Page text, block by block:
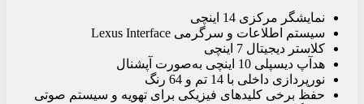
نمایشگر مرکزی 14 اینچی
سیستم اطلاعات و سرگرمی Lexus Interface
کلاستر دیجیتال 7 اینچی
هدآپ دیسپلی 10 اینچی به‌صورت آپشنال
نورپردازی داخلی با 14 تم و 64 رنگ
حفظ برخی کلیدهای فیزیکی برای تهویه و سیستم صوتی